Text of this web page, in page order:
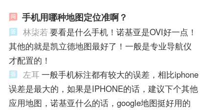
手机用哪种地图定位准啊？
林柒若 要看是什么手机！诺基亚是OVI好一点！
其他的就是凯立德地图最好了！一般是专业导航仪
才配置的！
左耳一般手机标注都有较大的误差，相比iphone
误差是最大的，如果是IPHONE的话，建议下个其他
应用地图，诺基亚什么的话，google地图挺好用的